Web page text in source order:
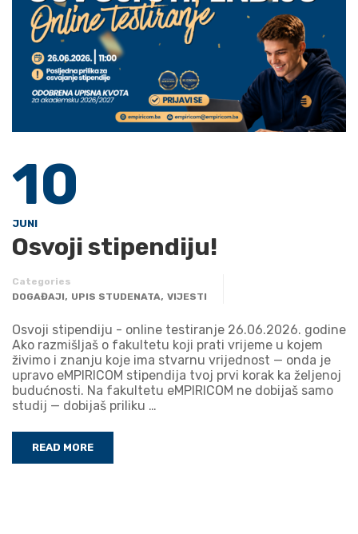
10
JUNI
Osvoji stipendiju!
Categories
DOGAĐAJI, UPIS STUDENATA, VIJESTI
Osvoji stipendiju - online testiranje 26.06.2026. godine
Ako razmišljaš o fakultetu koji prati vrijeme u kojem
živimo i znanju koje ima stvarnu vrijednost — onda je
upravo eMPIRICOM stipendija tvoj prvi korak ka željenoj
budućnosti. Na fakultetu eMPIRICOM ne dobijaš samo
studij — dobijaš priliku …
READ MORE